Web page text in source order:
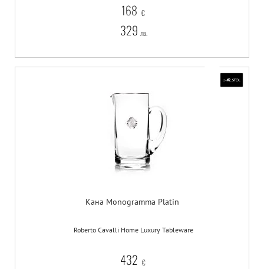
168 €
329 лв.
Кана Monogramma Platin
Roberto Cavalli Home Luxury Tableware
432 €